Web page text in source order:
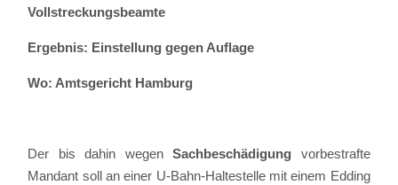
Vollstreckungsbeamte
Ergebnis: Einstellung gegen Auflage
Wo: Amtsgericht Hamburg
Der bis dahin wegenSachbeschädigung vorbestrafte
Mandant soll an einer U-Bahn-Haltestelle mit einem Edding